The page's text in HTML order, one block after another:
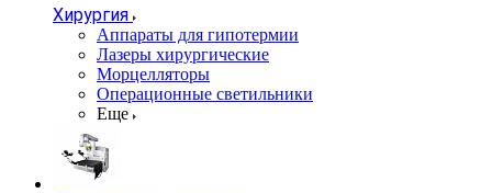
Хирургия
Аппараты для гипотермии
Лазеры хирургические
Морцелляторы
Операционные светильники
Еще